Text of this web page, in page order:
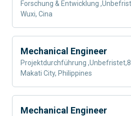
Forschung & Entwicklung ,
Wuxi, Cina
Mechanical Engineer
Projektdurchführung ,
Makati City, Philippines
Unbefristet,
Mechanical Engineer